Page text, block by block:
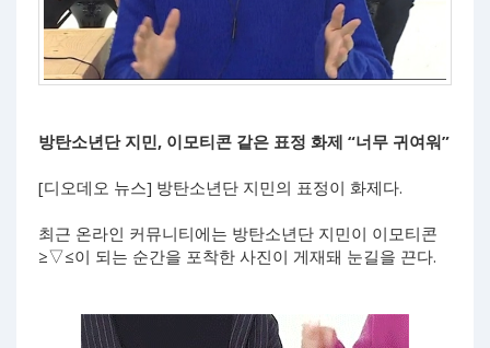
방탄소년단 지민, 이모티콘 같은 표정 화제 “너무 귀여워”
[디오데오 뉴스] 방탄소년단 지민의 표정이 화제다.
최근 온라인 커뮤니티에는 방탄소년단 지민이 이모티콘
≥▽≤이 되는 순간을 포착한 사진이 게재돼 눈길을 끈다.